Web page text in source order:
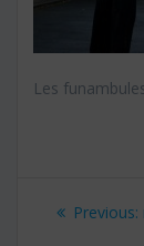
Les
Previous: